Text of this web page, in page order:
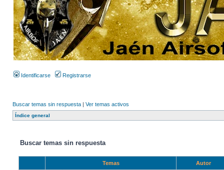
Identificarse Registrarse
Buscar temas sin respuesta | Ver temas activos
Índice general
Buscar temas sin respuesta
Temas Autor